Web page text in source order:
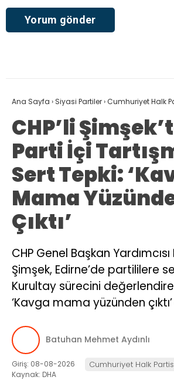
Ana Sayfa › Siyasi Partiler›Cumhuriyet Halk
CHP’li
Parti İçi
Sert Tepki:
Mama
Çıktı’
CHP Genel Başkan
Şimşek, Edirne’de partililere
Kurultay sürecini
‘Kavga mama yüzünden
Batuhan Mehmet Aydınlı
Giriş: 08-08-2026
Kaynak: DHA
Cumhuriyet Halk